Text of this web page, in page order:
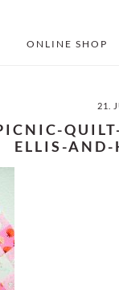
ONLINE SHOP
21.
ELLIS-